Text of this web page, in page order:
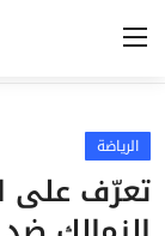
الرئيسية
مصر
الرياضة
تعرّف على